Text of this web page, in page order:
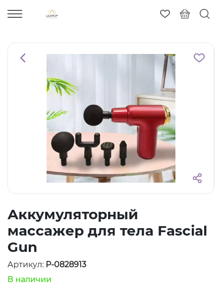
Аккумуляторный
массажер для тела Fascial
Gun
Артикул: P-0828913
В наличии